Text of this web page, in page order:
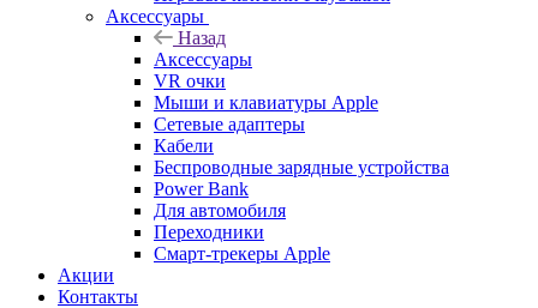
Аксессуары
Назад
Аксессуары
VR очки
Мыши и клавиатуры Apple
Сетевые адаптеры
Кабели
Беспроводные зарядные устройства
Power Bank
Для автомобиля
Переходники
Смарт-трекеры Apple
Акции
Контакты